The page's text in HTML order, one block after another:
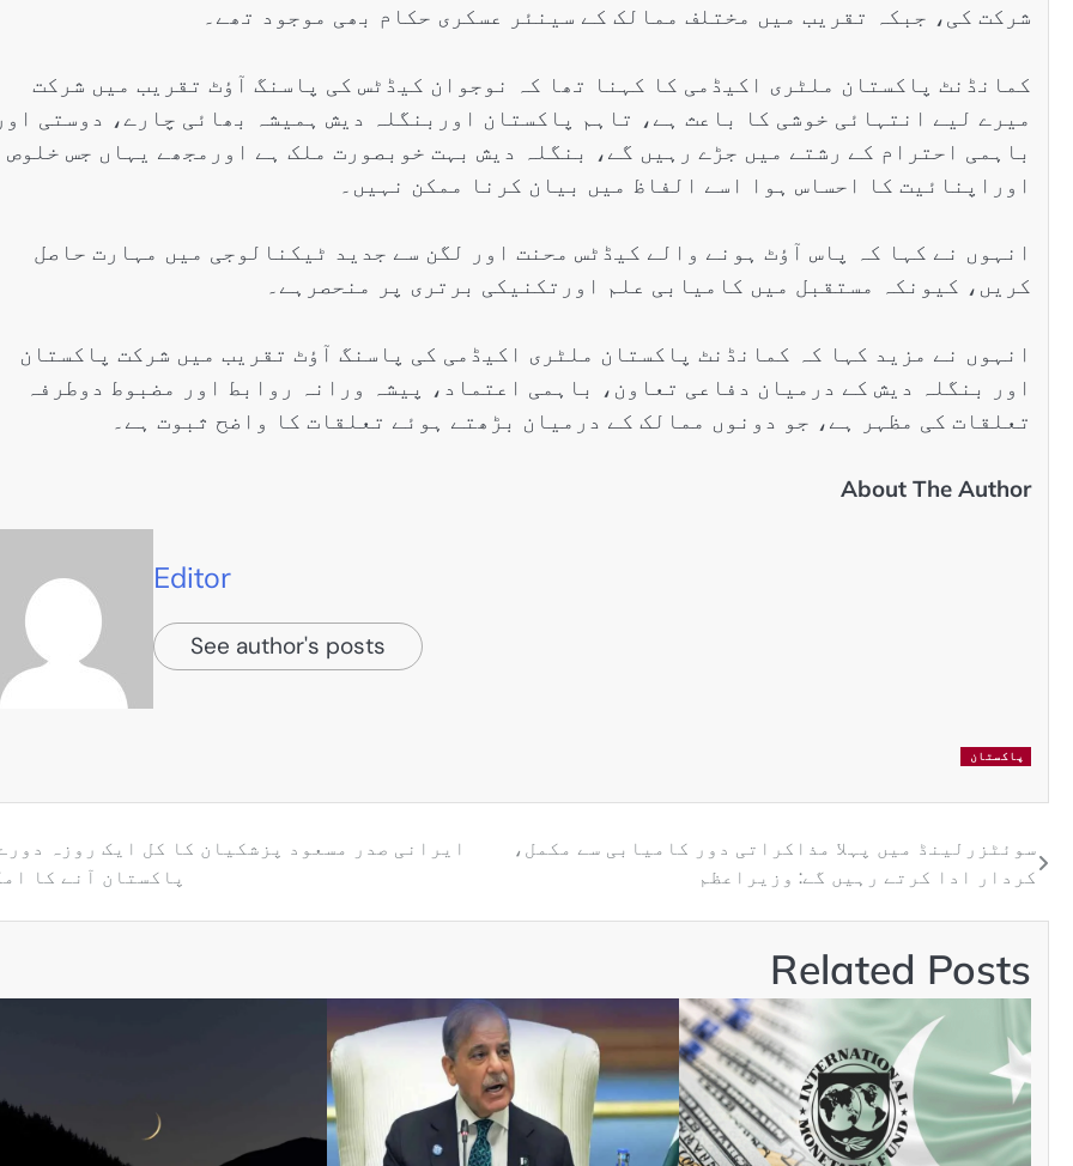
شرکت کی، جبکہ تقریب میں مختلف ممالک کے سینئر عسکری حکام بھی موجود تھے۔
کمانڈنٹ پاکستان ملٹری اکیڈمی کا کہنا تھا کہ نوجوان کیڈٹس کی پاسنگ آؤٹ تقریب میں شرکت
میرے لیے انتہائی خوشی کا باعث ہے، تاہم پاکستان اوربنگلہ دیش ہمیشہ بھائی چارے، دوستی اور
باہمی احترام کے رشتے میں جڑے رہیں گے، بنگلہ دیش بہت خوبصورت ملک ہے اورمجھے یہاں جس خلوص
اوراپنائیت کا احساس ہوا اسے الفاظ میں بیان کرنا ممکن نہیں۔
انہوں نے کہا کہ پاس آؤٹ ہونے والے کیڈٹس محنت اور لگن سے جدید ٹیکنالوجی میں مہارت حاصل
کریں، کیونکہ مستقبل میں کامیابی علم اورتکنیکی برتری پر منحصرہے۔
انہوں نے مزید کہا کہ کمانڈنٹ پاکستان ملٹری اکیڈمی کی پاسنگ آؤٹ تقریب میں شرکت پاکستان
اور بنگلہ دیش کے درمیان دفاعی تعاون، باہمی اعتماد، پیشہ ورانہ روابط اور مضبوط دوطرفہ
تعلقات کی مظہر ہے، جو دونوں ممالک کے درمیان بڑھتے ہوئے تعلقات کا واضح ثبوت ہے۔
About The Author
Editor
See author's posts
پاکستان
سوئٹزرلینڈ میں پہلا مذاکراتی دور کامیابی سے مکمل،
کردار ادا کرتے رہیں گے: وزیراعظم
ایرانی صدر مسعود پزشکیان کا کل ایک روزہ
پاکستان آنے کا
Related Posts